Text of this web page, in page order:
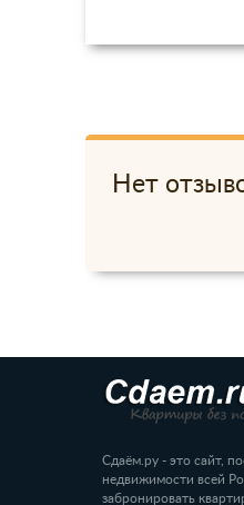
Нет
Сдаём.ру - это сайт,
недвижимости всей
забронировать